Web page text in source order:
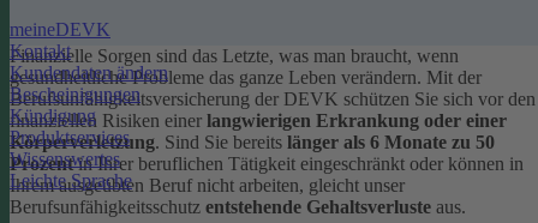
meineDEVK
Kontakt
Kundendaten ändern
Bescheinigungen
Kündigung
Produktservices
Wissenswertes
Leichte Sprache
Finanzielle Sorgen sind das Letzte, was man braucht, wenn
gesundheitliche Probleme das ganze Leben verändern. Mit der
Berufsunfähigkeitsversicherung der DEVK schützen Sie sich vor den
finanziellen Risiken einer langwierigen Erkrankung oder einer
Körperverletzung. Sind Sie bereits länger als 6 Monate zu 50
Prozentin Ihrer beruflichen Tätigkeit eingeschränkt oder können in
Ihrem ausgeübten Beruf nicht arbeiten, gleicht unser
Berufsunfähigkeitsschutz entstehende Gehaltsverluste aus.